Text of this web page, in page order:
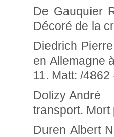
De Gauquier
Décoré de la
Diedrich
en Allemagne
11. Matt: /
Dolizy
transport. Mort
Duren Albert